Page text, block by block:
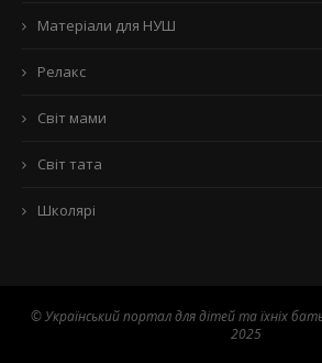
Матеріали для НУШ
Релакс
Світ мами
Світ тата
Школярі
© Український портал для дітей та їхніх
2025